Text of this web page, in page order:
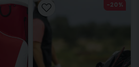
-20%